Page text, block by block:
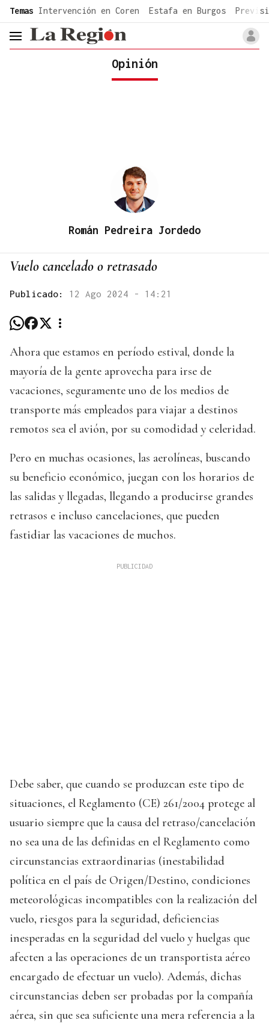
common.go-to-content
Temas Intervención en Coren Estafa en Burgos
header.menu.open
Opinión
Román Pedreira Jordedo
Vuelo cancelado o retrasado
Publicado: 12 Ago 2024 - 14:21
Ahora que estamos en período estival, donde la
mayoría de la gente aprovecha para irse de
vacaciones, seguramente uno de los medios de
transporte más empleados para viajar a destinos
remotos sea el avión, por su comodidad y celeridad.
Pero en muchas ocasiones, las aerolíneas, buscando
su beneficio económico, juegan con los horarios de
las salidas y llegadas, llegando a producirse grandes
retrasos e incluso cancelaciones, que pueden
fastidiar las vacaciones de muchos.
Debe saber, que cuando se produzcan este tipo de
situaciones, el Reglamento (CE) 261/2004 protege al
usuario siempre que la causa del retraso/cancelación
no sea una de las definidas en el Reglamento como
circunstancias extraordinarias (inestabilidad
política en el país de Origen/Destino, condiciones
meteorológicas incompatibles con la realización del
vuelo, riesgos para la seguridad, deficiencias
inesperadas en la seguridad del vuelo y huelgas que
afecten a las operaciones de un transportista aéreo
encargado de efectuar un vuelo). Además, dichas
circunstancias deben ser probadas por la compañía
aérea, sin que sea suficiente una mera referencia a la